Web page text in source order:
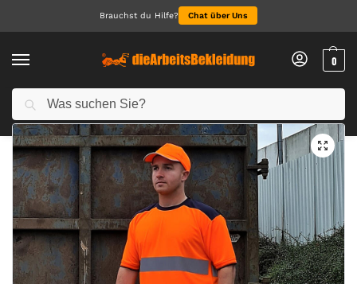
Brauchst du Hilfe? Chat über Uns
0
Start NEU 2026 / Hi-Vis Two Tone T-Shirts